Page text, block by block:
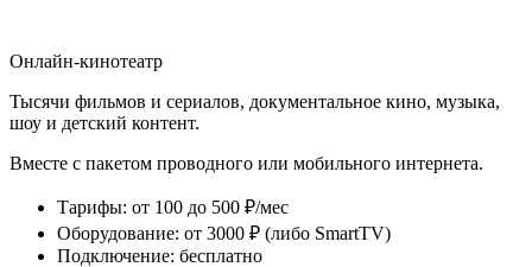
Онлайн-кинотеатр
Тысячи фильмов и сериалов, документальное кино, музыка,
шоу и детский контент.
Вместе с пакетом проводного или мобильного интернета.
Тарифы: от 100 до 500 ₽/мес
Оборудование: от 3000 ₽ (либо SmartTV)
Подключение: бесплатно